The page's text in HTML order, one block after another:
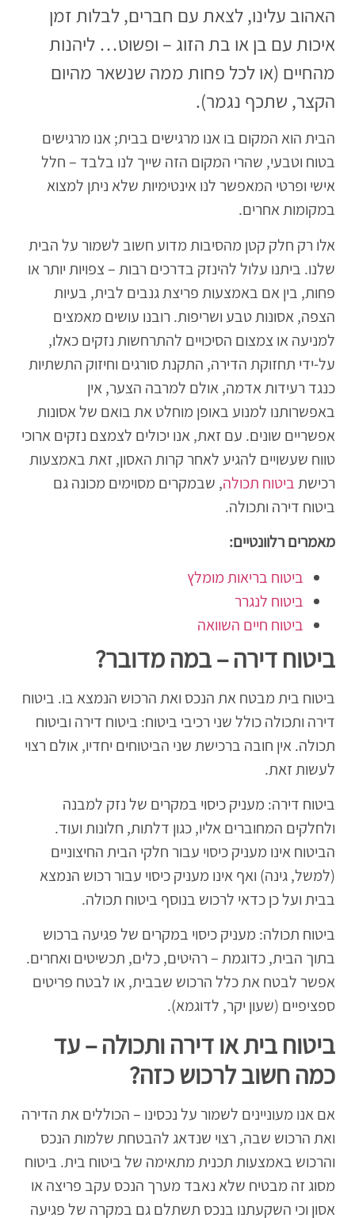
האהוב עלינו, לצאת עם חברים, לבלות זמן
איכות עם בן או בת הזוג – ופשוט… ליהנות
מהחיים (או לכל פחות ממה שנשאר מהיום
הקצר, שתכף נגמר).
הבית הוא המקום בו אנו מרגישים בבית; אנו מרגישים
בטוח וטבעי, שהרי המקום הזה שייך לנו בלבד – חלל
אישי ופרטי המאפשר לנו אינטימיות שלא ניתן למצוא
במקומות אחרים.
אלו רק חלק קטן מהסיבות מדוע חשוב לשמור על הבית
שלנו. ביתנו עלול להינזק בדרכים רבות – צפויות יותר או
פחות, בין אם באמצעות פריצת גנבים לבית, בעיות
הצפה, אסונות טבע ושריפות. רובנו עושים מאמצים
למניעה או צמצום הסיכויים להתרחשות נזקים כאלו,
על-ידי תחזוקת הדירה, התקנת סורגים וחיזוק התשתיות
כנגד רעידות אדמה, אולם למרבה הצער, אין
באפשרותנו למנוע באופן מוחלט את בואם של אסונות
אפשריים שונים. עם זאת, אנו יכולים לצמצם נזקים ארוכי
טווח שעשויים להגיע לאחר קרות האסון, זאת באמצעות
רכישתביטוח תכולה, שבמקרים מסוימים מכונה גם
ביטוח דירה ותכולה.
מאמרים רלוונטיים:
ביטוח בריאות מומלץ
ביטוח לנגרר
ביטוח חיים השוואה
ביטוח דירה – במה מדובר?
ביטוח בית מבטח את הנכס ואת הרכוש הנמצא בו. ביטוח
דירה ותכולה כולל שני רכיבי ביטוח: ביטוח דירה וביטוח
תכולה. אין חובה ברכישת שני הביטוחים יחדיו, אולם רצוי
לעשות זאת.
ביטוח דירה: מעניק כיסוי במקרים של נזק למבנה
ולחלקים המחוברים אליו, כגון דלתות, חלונות ועוד.
הביטוח אינו מעניק כיסוי עבור חלקי הבית החיצוניים
(למשל, גינה) ואף אינו מעניק כיסוי עבור רכוש הנמצא
בבית ועל כן כדאי לרכוש בנוסף ביטוח תכולה.
ביטוח תכולה: מעניק כיסוי במקרים של פגיעה ברכוש
בתוך הבית, כדוגמת – רהיטים, כלים, תכשיטים ואחרים.
אפשר לבטח את כלל הרכוש שבבית, או לבטח פריטים
ספציפיים (שעון יקר, לדוגמא).
ביטוח בית או דירה ותכולה – עד
כמה חשוב לרכוש כזה?
אם אנו מעוניינים לשמור על נכסינו – הכוללים את הדירה
ואת הרכוש שבה, רצוי שנדאג להבטחת שלמות הנכס
והרכוש באמצעות תכנית מתאימה של ביטוח בית. ביטוח
מסוג זה מבטיח שלא נאבד מערך הנכס עקב פריצה או
אסון וכי השקעתנו בנכס תשתלם גם במקרה של פגיעה